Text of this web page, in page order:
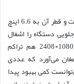
صفحه نمایش گلکسی آ 14 از نوع PLS LCD است و قطر آن به 6.6 اینچ
درصد از پنل جلویی دستگاه را اشغال
کرده و حاشیه‌ی نسبتا زیادی دارد. رزولوشن 1080×2408 هم تراکم
ارمغان می‌آورد که عددی
کمی بهبود پیدا